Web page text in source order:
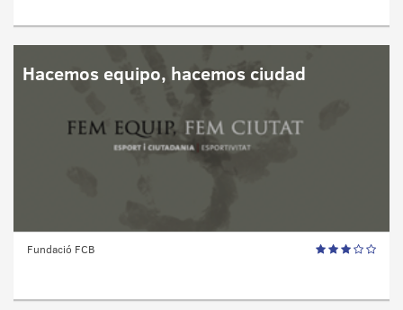
Hacemos equipo, hacemos ciudad
Fundació FCB